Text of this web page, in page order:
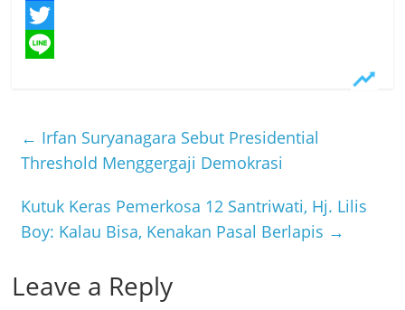
F
a
o
k
T
t
r
e
← Irfan Suryanagara Sebut Presidential
Threshold Menggergaji Demokrasi
Kutuk Keras Pemerkosa 12 Santriwati, Hj. Lilis
Boy: Kalau Bisa, Kenakan Pasal Berlapis →
Leave a Reply